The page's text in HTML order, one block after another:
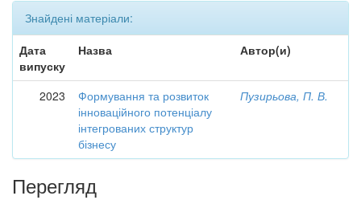
Знайдені матеріали:
Дата
випуску
Назва Автор(и)
2023
Формування та розвиток
інноваційного потенціалу
інтегрованих структур
бізнесу
Пузирьова, П. В.
Перегляд